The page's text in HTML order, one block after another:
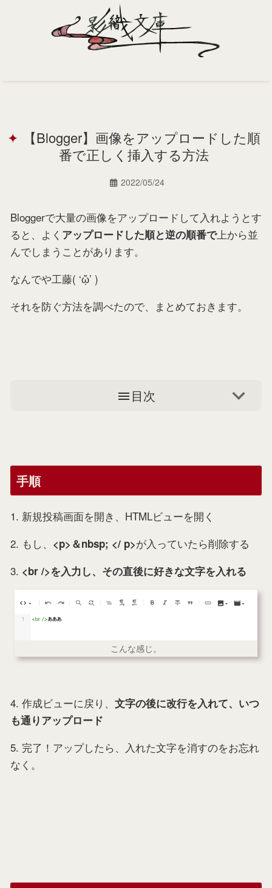
Portfolio
Support
【Blogger】画像をアップロードした順
番で正しく挿入する方法
2022/05/24
Bloggerで大量の画像をアップロードして入れようとす
ると、よく アップロードした順と逆の順番で上から並
んでしまうことがあります。
なんでや工藤( ‘ᾥ’ )
それを防ぐ方法を調べたので、まとめておきます。
目次
手順
1. 新規投稿画面を開き、HTMLビューを開く
2. もし、 <p>＆nbsp; </ p>が入っていたら削除する
3. <br />を入力し、その直後に好きな文字を入れる
こんな感じ。
4. 作成ビューに戻り、 文字の後に改行を入れて、いつ
も通りアップロード
5. 完了！アップしたら、入れた文字を消すのをお忘れ
なく。